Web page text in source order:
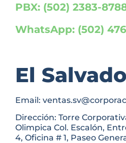
PBX: (502) 2383-
WhatsApp: (502)
El
Email:
Dirección: Torre
Olimpica Col. Escalón,
4, Oficina # 1, Paseo